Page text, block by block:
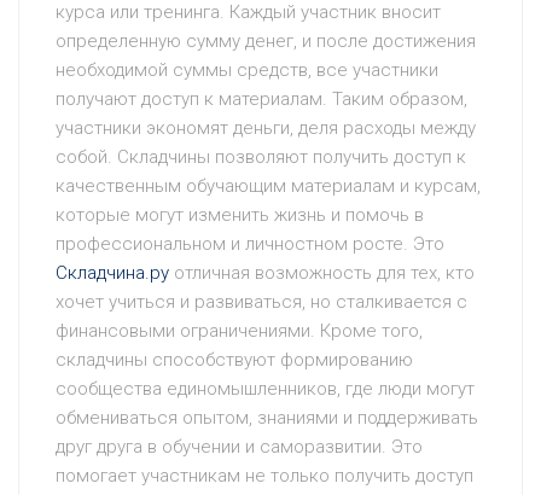
курса или тренинга. Каждый участник вносит
определенную сумму денег, и после достижения
необходимой суммы средств, все участники
получают доступ к материалам. Таким образом,
участники экономят деньги, деля расходы между
собой. Складчины позволяют получить доступ к
качественным обучающим материалам и курсам,
которые могут изменить жизнь и помочь в
профессиональном и личностном росте. Это
Складчина.ру отличная возможность для тех, кто
хочет учиться и развиваться, но сталкивается с
финансовыми ограничениями. Кроме того,
складчины способствуют формированию
сообщества единомышленников, где люди могут
обмениваться опытом, знаниями и поддерживать
друг друга в обучении и саморазвитии. Это
помогает участникам не только получить доступ